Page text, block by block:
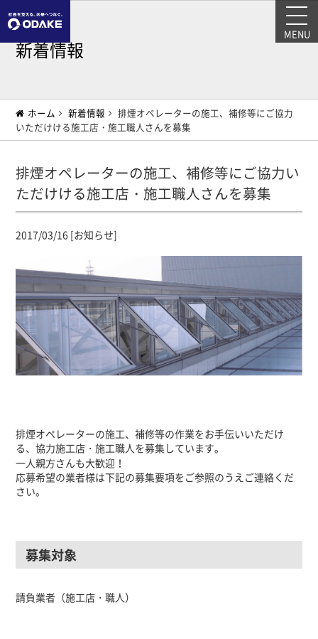
MENU
新着情報
ホーム 新着情報
排煙オペレーターの施工、補修等にご協力
いただけける施工店・施工職人さんを募集
排煙オペレーターの施工、補修等にご協力い
ただけける施工店・施工職人さんを募集
2017/03/16 [お知らせ]
排煙オペレーターの施工、補修等の作業をお手伝いいただけ
る、協力施工店・施工職人を募集しています。
一人親方さんも大歓迎！
応募希望の業者様は下記の募集要項をご参照のうえご連絡くだ
さい。
募集対象
請負業者（施工店・職人）